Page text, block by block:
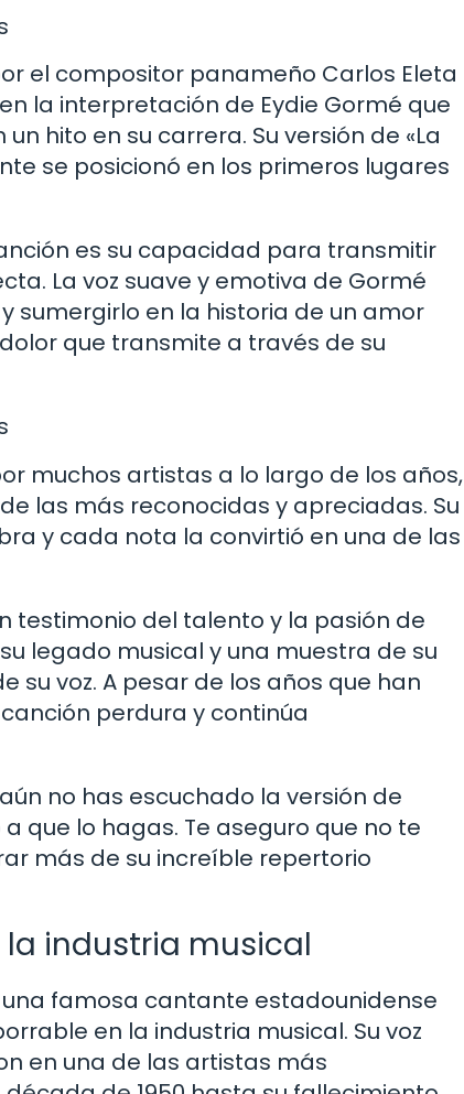
el compositor panameño Carlos Eleta
la interpretación de Eydie Gormé que
hito en su carrera. Su versión de «La
se posicionó en los primeros lugares
es su capacidad para transmitir
La voz suave y emotiva de Gormé
sumergirlo en la historia de un amor
que transmite a través de su
muchos artistas a lo largo de los años,
las más reconocidas y apreciadas. Su
y cada nota la convirtió en una de las
testimonio del talento y la pasión de
legado musical y una muestra de su
voz. A pesar de los años que han
perdura y continúa
no has escuchado la versión de
que lo hagas. Te aseguro que no te
más de su increíble repertorio
la industria musical
una famosa cantante estadounidense
en la industria musical. Su voz
en una de las artistas más